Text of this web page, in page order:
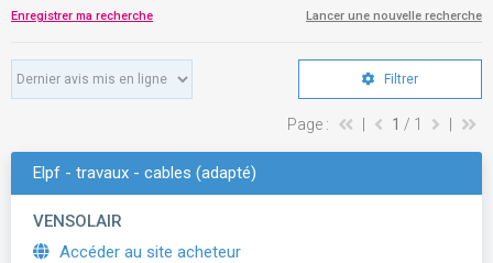
Enregistrer ma recherche Lancer une nouvelle recherche
Filtrer
Page : 1 / 1
Elpf - travaux - cables (adapté)
VENSOLAIR
Accéder au site acheteur